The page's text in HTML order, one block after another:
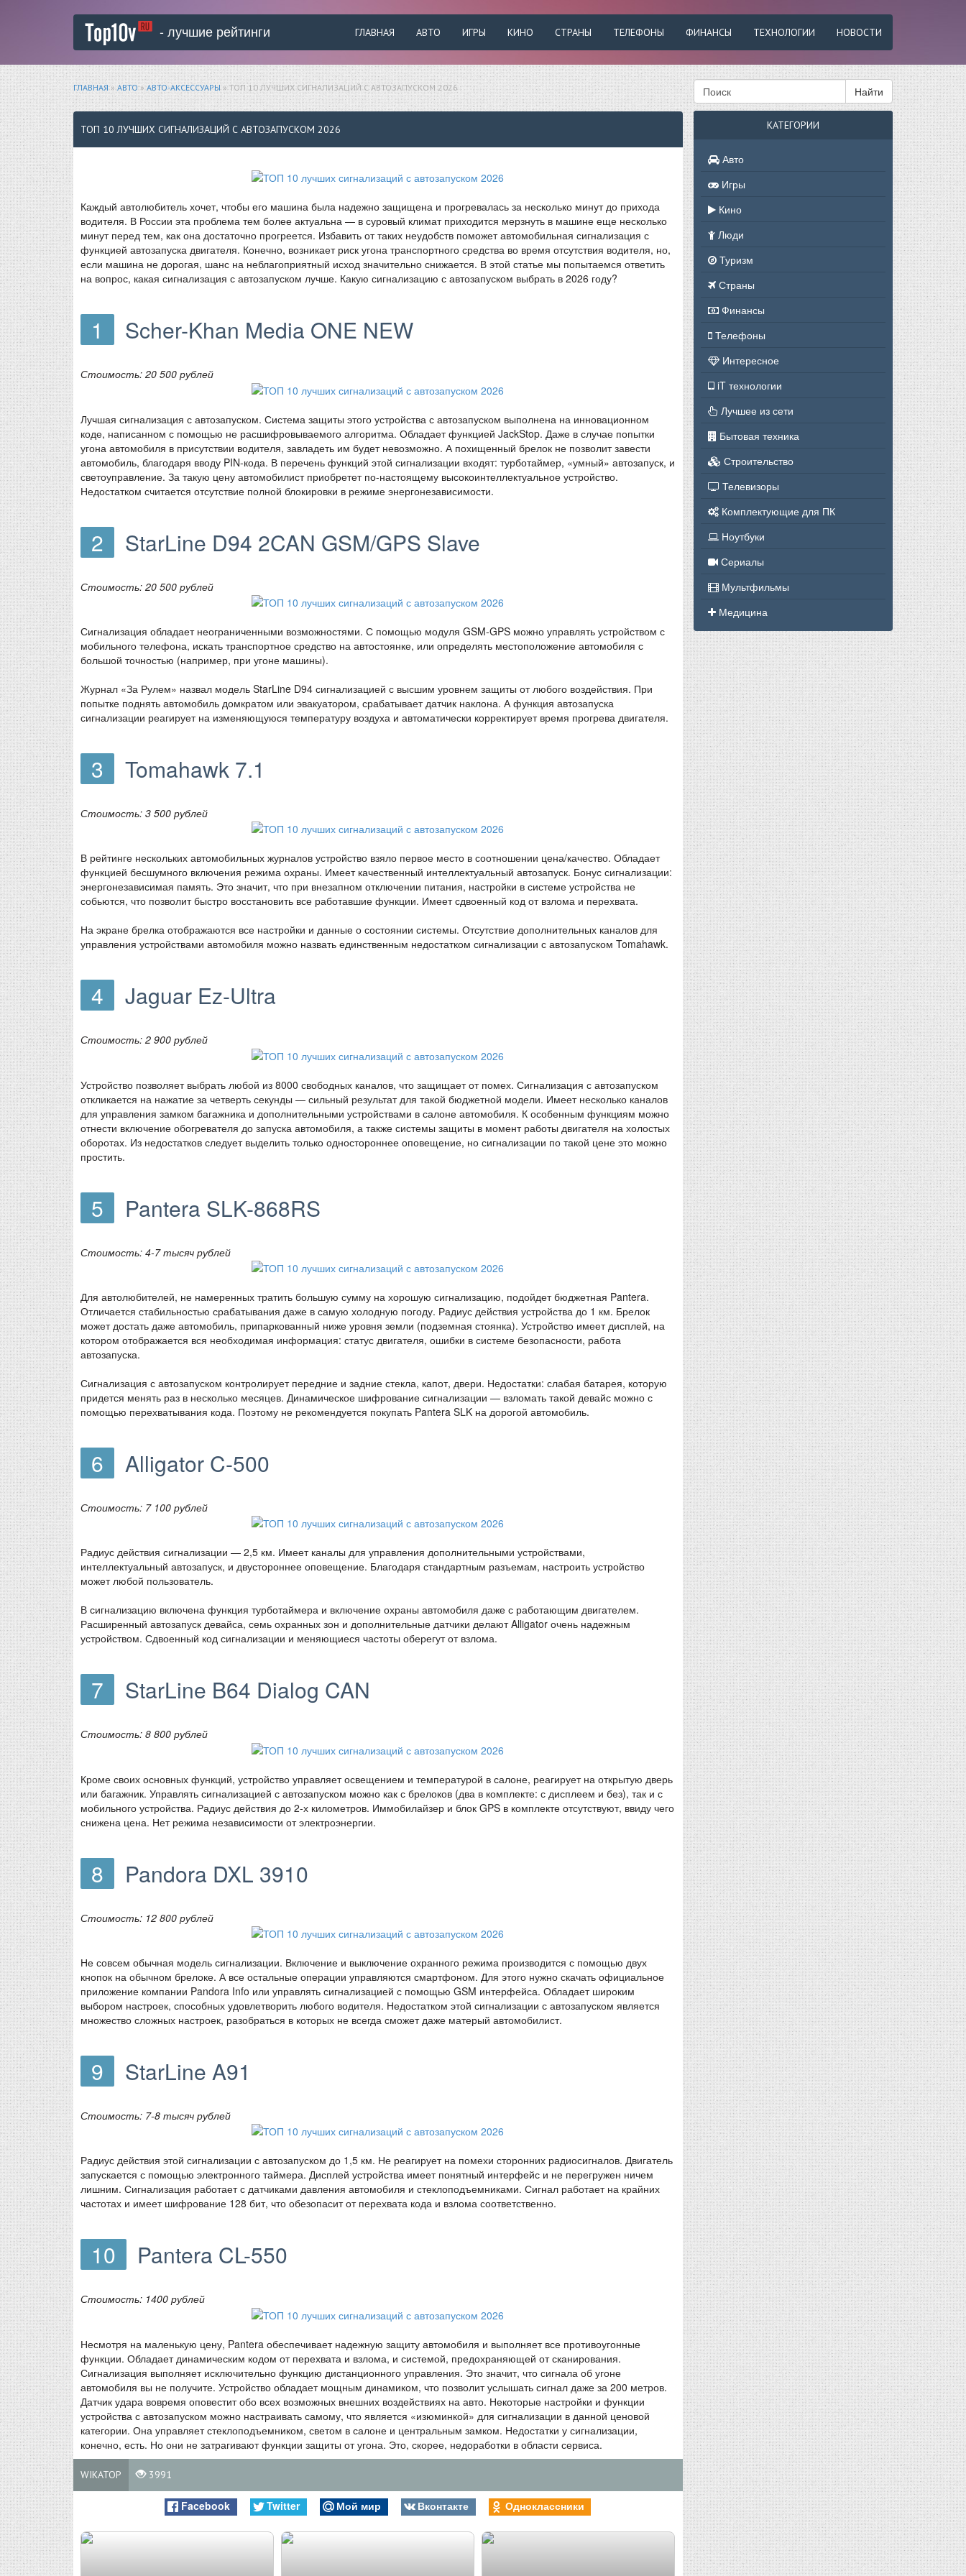
- лучшие рейтинги ГЛАВНАЯ АВТО ИГРЫ КИНО СТРАНЫ ТЕЛЕФОНЫ ФИНАНСЫ ТЕХНОЛОГИИ НОВОСТИ
ГЛАВНАЯ»АВТО»АВТО-АКСЕССУАРЫ» ТОП 10 ЛУЧШИХ СИГНАЛИЗАЦИЙ С АВТОЗАПУСКОМ 2026
ТОП 10 ЛУЧШИХ СИГНАЛИЗАЦИЙ С АВТОЗАПУСКОМ 2026
Каждый автолюбитель хочет, чтобы его машина была надежно защищена и прогревалась за несколько минут до прихода
водителя. В России эта проблема тем более актуальна — в суровый климат приходится мерзнуть в машине еще несколько
минут перед тем, как она достаточно прогреется. Избавить от таких неудобств поможет автомобильная сигнализация с
функцией автозапуска двигателя. Конечно, возникает риск угона транспортного средства во время отсутствия водителя, но,
если машина не дорогая, шанс на неблагоприятный исход значительно снижается. В этой статье мы попытаемся ответить
на вопрос, какая сигнализация с автозапуском лучше. Какую сигнализацию с автозапуском выбрать в 2026 году?
1 Scher-Khan Media ONE NEW
Стоимость: 20 500 рублей
Лучшая сигнализация с автозапуском. Система защиты этого устройства с автозапуском выполнена на инновационном
коде, написанном с помощью не расшифровываемого алгоритма. Обладает функцией JackStop. Даже в случае попытки
угона автомобиля в присутствии водителя, завладеть им будет невозможно. А похищенный брелок не позволит завести
автомобиль, благодаря вводу PIN-кода. В перечень функций этой сигнализации входят: турботаймер, «умный» автозапуск, и
светоуправление. За такую цену автомобилист приобретет по-настоящему высокоинтеллектуальное устройство.
Недостатком считается отсутствие полной блокировки в режиме энергонезависимости.
2 StarLine D94 2CAN GSM/GPS Slave
Стоимость: 20 500 рублей
Сигнализация обладает неограниченными возможностями. С помощью модуля GSM-GPS можно управлять устройством с
мобильного телефона, искать транспортное средство на автостоянке, или определять местоположение автомобиля с
большой точностью (например, при угоне машины).
Журнал «За Рулем» назвал модель StarLine D94 сигнализацией с высшим уровнем защиты от любого воздействия. При
попытке поднять автомобиль домкратом или эвакуатором, срабатывает датчик наклона. А функция автозапуска
сигнализации реагирует на изменяющуюся температуру воздуха и автоматически корректирует время прогрева двигателя.
3 Tomahawk 7.1
Стоимость: 3 500 рублей
В рейтинге нескольких автомобильных журналов устройство взяло первое место в соотношении цена/качество. Обладает
функцией бесшумного включения режима охраны. Имеет качественный интеллектуальный автозапуск. Бонус сигнализации:
энергонезависимая память. Это значит, что при внезапном отключении питания, настройки в системе устройства не
собьются, что позволит быстро восстановить все работавшие функции. Имеет сдвоенный код от взлома и перехвата.
На экране брелка отображаются все настройки и данные о состоянии системы. Отсутствие дополнительных каналов для
управления устройствами автомобиля можно назвать единственным недостатком сигнализации с автозапуском Tomahawk.
4 Jaguar Ez-Ultra
Стоимость: 2 900 рублей
Устройство позволяет выбрать любой из 8000 свободных каналов, что защищает от помех. Сигнализация с автозапуском
откликается на нажатие за четверть секунды — сильный результат для такой бюджетной модели. Имеет несколько каналов
для управления замком багажника и дополнительными устройствами в салоне автомобиля. К особенным функциям можно
отнести включение обогревателя до запуска автомобиля, а также системы защиты в момент работы двигателя на холостых
оборотах. Из недостатков следует выделить только одностороннее оповещение, но сигнализации по такой цене это можно
простить.
5 Pantera SLK-868RS
Стоимость: 4-7 тысяч рублей
Для автолюбителей, не намеренных тратить большую сумму на хорошую сигнализацию, подойдет бюджетная Pantera.
Отличается стабильностью срабатывания даже в самую холодную погоду. Радиус действия устройства до 1 км. Брелок
может достать даже автомобиль, припаркованный ниже уровня земли (подземная стоянка). Устройство имеет дисплей, на
котором отображается вся необходимая информация: статус двигателя, ошибки в системе безопасности, работа
автозапуска.
Сигнализация с автозапуском контролирует передние и задние стекла, капот, двери. Недостатки: слабая батарея, которую
придется менять раз в несколько месяцев. Динамическое шифрование сигнализации — взломать такой девайс можно с
помощью перехватывания кода. Поэтому не рекомендуется покупать Pantera SLK на дорогой автомобиль.
6 Alligator C-500
Стоимость: 7 100 рублей
Радиус действия сигнализации — 2,5 км. Имеет каналы для управления дополнительными устройствами,
интеллектуальный автозапуск, и двустороннее оповещение. Благодаря стандартным разъемам, настроить устройство
может любой пользователь.
В сигнализацию включена функция турботаймера и включение охраны автомобиля даже с работающим двигателем.
Расширенный автозапуск девайса, семь охранных зон и дополнительные датчики делают Alligator очень надежным
устройством. Сдвоенный код сигнализации и меняющиеся частоты оберегут от взлома.
7 StarLine B64 Dialog CAN
Стоимость: 8 800 рублей
Кроме своих основных функций, устройство управляет освещением и температурой в салоне, реагирует на открытую дверь
или багажник. Управлять сигнализацией с автозапуском можно как с брелоков (два в комплекте: с дисплеем и без), так и с
мобильного устройства. Радиус действия до 2-х километров. Иммобилайзер и блок GPS в комплекте отсутствуют, ввиду чего
снижена цена. Нет режима независимости от электроэнергии.
8 Pandora DXL 3910
Стоимость: 12 800 рублей
Не совсем обычная модель сигнализации. Включение и выключение охранного режима производится с помощью двух
кнопок на обычном брелоке. А все остальные операции управляются смартфоном. Для этого нужно скачать официальное
приложение компании Pandora Info или управлять сигнализацией с помощью GSM интерфейса. Обладает широким
выбором настроек, способных удовлетворить любого водителя. Недостатком этой сигнализации с автозапуском является
множество сложных настроек, разобраться в которых не всегда сможет даже матерый автомобилист.
9 StarLine A91
Стоимость: 7-8 тысяч рублей
Радиус действия этой сигнализации с автозапуском до 1,5 км. Не реагирует на помехи сторонних радиосигналов. Двигатель
запускается с помощью электронного таймера. Дисплей устройства имеет понятный интерфейс и не перегружен ничем
лишним. Сигнализация работает с датчиками давления автомобиля и стеклоподъемниками. Сигнал работает на крайних
частотах и имеет шифрование 128 бит, что обезопасит от перехвата кода и взлома соответственно.
10 Pantera CL-550
Стоимость: 1400 рублей
Несмотря на маленькую цену, Pantera обеспечивает надежную защиту автомобиля и выполняет все противоугонные
функции. Обладает динамическим кодом от перехвата и взлома, и системой, предохраняющей от сканирования.
Сигнализация выполняет исключительно функцию дистанционного управления. Это значит, что сигнала об угоне
автомобиля вы не получите. Устройство обладает мощным динамиком, что позволит услышать сигнал даже за 200 метров.
Датчик удара вовремя оповестит обо всех возможных внешних воздействиях на авто. Некоторые настройки и функции
устройства с автозапуском можно настраивать самому, что является «изюминкой» для сигнализации в данной ценовой
категории. Она управляет стеклоподъемником, светом в салоне и центральным замком. Недостатки у сигнализации,
конечно, есть. Но они не затрагивают функции защиты от угона. Это, скорее, недоработки в области сервиса.
WIKATOP 3991
Facebook Twitter Мой мир Вконтакте Одноклассники
Найти
КАТЕГОРИИ
Авто
Игры
Кино
Люди
Туризм
Страны
Финансы
Телефоны
Интересное
iT технологии
Лучшее из сети
Бытовая техника
Строительство
Телевизоры
Комплектующие для ПК
Ноутбуки
Сериалы
Мультфильмы
Медицина